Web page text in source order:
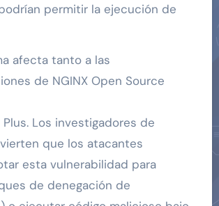
permitir la ejecución de
afecta tanto a las
de NGINX Open Source
Plus. Los investigadores de
que los atacantes
esta vulnerabilidad para
de denegación de